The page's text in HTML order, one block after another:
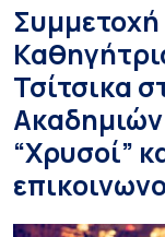
Τσίτσικα
Ακαδημιών
“Xρυσοί”